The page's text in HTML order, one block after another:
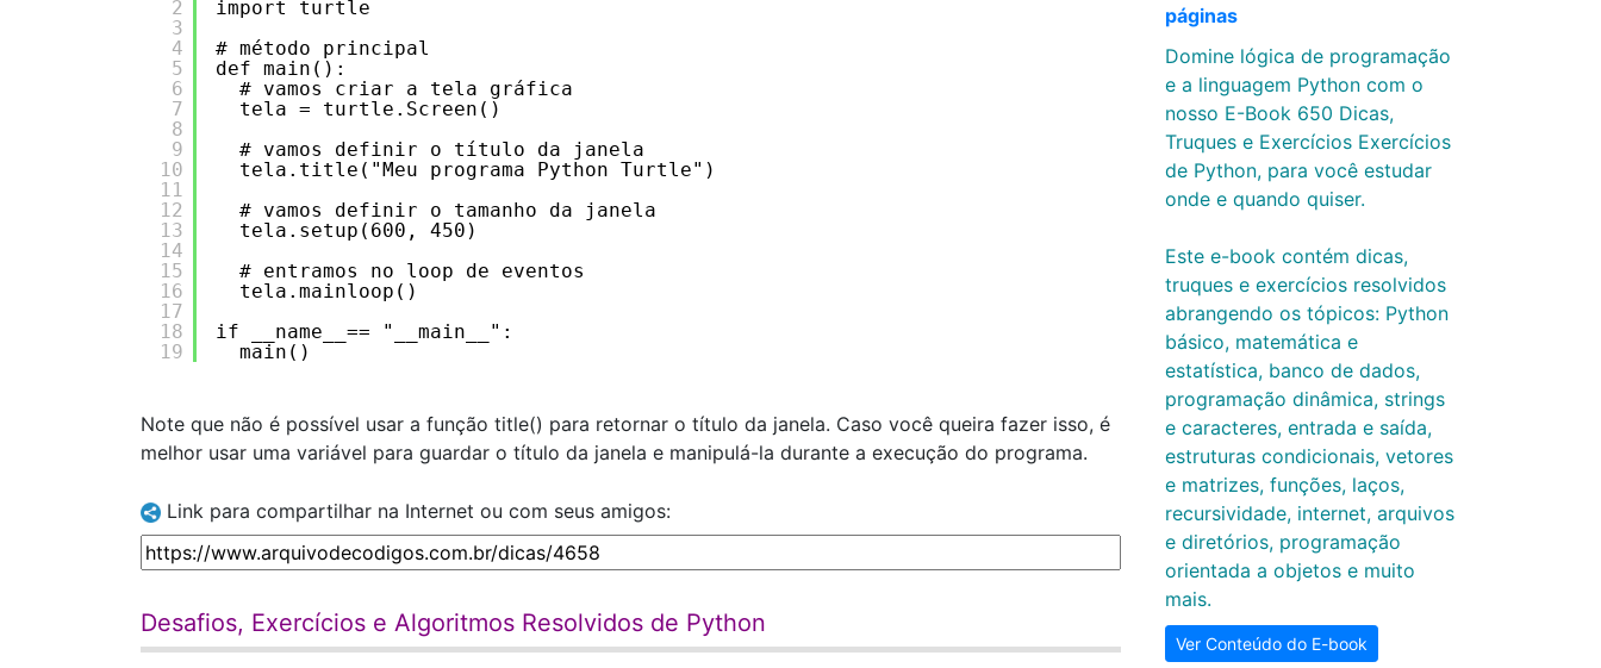
2
3
4
5
6
7
8
9
10
11
12
13
14
15
16
17
18
19
import turtle
# método principal
def main():
# vamos criar a tela gráfica
tela = turtle.Screen()
# vamos definir o título da janela
tela.title("Meu programa Python Turtle")
# vamos definir o tamanho da janela
tela.setup(600, 450)
# entramos no loop de eventos
tela.mainloop()
if __name__== "__main__":
main()
Note que não é possível usar a função title() para retornar o título da janela. Caso você queira fazer isso, é
melhor usar uma variável para guardar o título da janela e manipulá-la durante a execução do programa.
Link para compartilhar na Internet ou com seus amigos:
Desafios, Exercícios e Algoritmos Resolvidos de Python
páginas
Domine lógica de programação
e a linguagem Python com o
nosso E-Book 650 Dicas,
Truques e Exercícios Exercícios
de Python, para você estudar
onde e quando quiser.
Este e-book contém dicas,
truques e exercícios resolvidos
abrangendo os tópicos: Python
básico, matemática e
estatística, banco de dados,
programação dinâmica, strings
e caracteres, entrada e saída,
estruturas condicionais, vetores
e matrizes, funções, laços,
recursividade, internet, arquivos
e diretórios, programação
orientada a objetos e muito
mais.
Ver Conteúdo do E-book